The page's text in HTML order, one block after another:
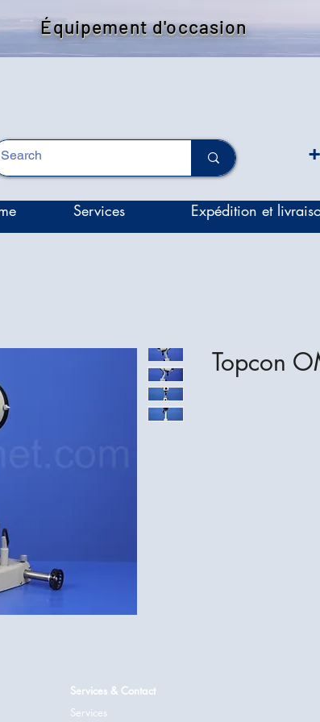
Équipement d'occasion
Services Expédition et
Topcon
Services & Contact
Services